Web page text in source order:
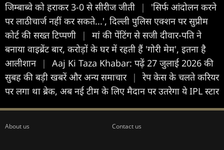
जिम्बाब्वे को हराकर 3-0 से सीरीज जीती
|
'सिर्फ आंदोलन करने
पर लाठीचार्ज नहीं कर सकते...', दिल्ली पुलिस एक्शन पर सुप्रीम
कोर्ट की सख्त टिप्पणी
|
मां की पेंटिंग से सजी दीवार-पति ने
बनाया वाइब्रेंट बार, करोड़ों के घर में रहती हैं 'गोरी मेम', इतना है
आलीशान |
Aaj Ki Taza Khabar: पढ़ें 27 जुलाई 2026 की
सुबह की बड़ी खबरें और अन्य समाचार |
रेप केस के चलते करियर
पर लगा था ब्रेक, अब नई टीम के लिए मैदान पर उतरेगा ये IPL स्टार
About us Contact us